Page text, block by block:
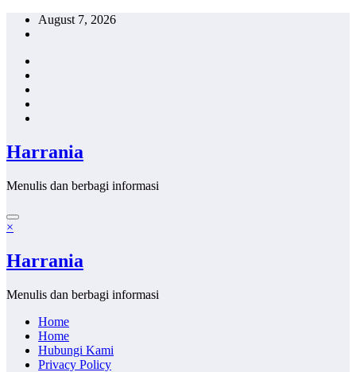
Skip
August 7, 2026
Harrania
Menulis dan berbagi informasi
×
Harrania
Menulis dan berbagi informasi
Home
Home
Hubungi Kami
Privacy Policy